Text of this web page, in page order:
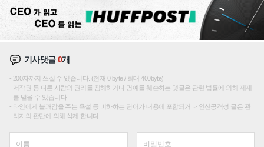
기사댓글0개
200자까지 쓰실 수 있습니다. (현재 0 byte / 최대 400byte)
저작권 등 다른 사람의 권리를 침해하거나 명예를 훼손하는 댓글은 관련 법률에 의해 제재
를 받을 수 있습니다.
타인에게 불쾌감을 주는 욕설 등 비하하는 단어가 내용에 포함되거나 인신공격성 글은 관
리자의 판단에 의해 삭제 합니다.